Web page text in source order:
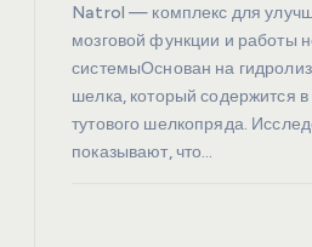
Natrol — комплекс для
мозговой функции и работы
системыОснован на
шелка, который содержится в
тутового шелкопряда.
показывают, что…